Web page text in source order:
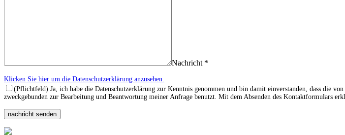
Nachricht *
Klicken Sie hier um die Datenschutzerklärung anzusehen.
(Pflichtfeld) Ja, ich habe die Datenschutzerklärung zur Kenntnis genommen und bin damit einverstanden, dass die
zweckgebunden zur Bearbeitung und Beantwortung meiner Anfrage benutzt. Mit dem Absenden des Kontaktformulars